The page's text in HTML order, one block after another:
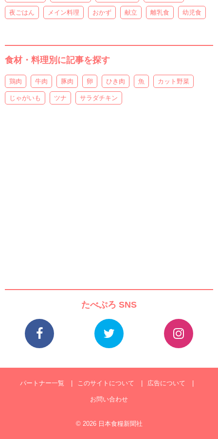
夜ごはん メイン料理 おかず 献立 離乳食 幼児食
食材・料理別に記事を探す
鶏肉 牛肉 豚肉 卵 ひき肉 魚 カット野菜
じゃがいも ツナ サラダチキン
たべぷろ SNS
パートナー一覧 このサイトについて 広告について
お問い合わせ
© 2026 日本食糧新聞社